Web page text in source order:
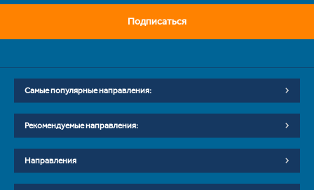
Подписаться
Самые популярные направления:
Рекомендуемые направления:
Направления